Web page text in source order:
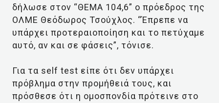
δήλωσε στον “ΘΕΜΑ 104,6” ο πρόεδρος της
ΟΛΜΕ Θεόδωρος Τσούχλος. “Έπρεπε να
υπάρχει προτεραιοποίηση και το πετύχαμε
αυτό, αν και σε φάσεις”, τόνισε.
Για τα self test είπε ότι δεν υπάρχει
πρόβλημα στην προμήθειά τους, και
πρόσθεσε ότι η ομοσπονδία πρότεινε στο